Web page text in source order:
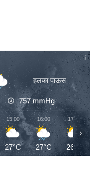
हलका पाऊस
757mmHg
15:00
27°C
16:00
27°C
17:00
26°C
›